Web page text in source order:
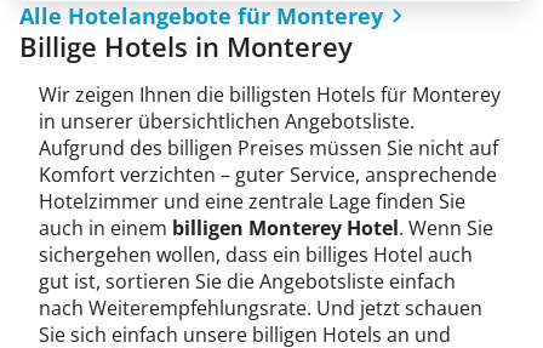
Alle Hotelangebote für Monterey
Billige Hotels in Monterey
Wir zeigen Ihnen die billigsten Hotels für Monterey
in unserer übersichtlichen Angebotsliste.
Aufgrund des billigen Preises müssen Sie nicht auf
Komfort verzichten – guter Service, ansprechende
Hotelzimmer und eine zentrale Lage finden Sie
auch in einem billigen Monterey Hotel. Wenn Sie
sichergehen wollen, dass ein billiges Hotel auch
gut ist, sortieren Sie die Angebotsliste einfach
nach Weiterempfehlungsrate. Und jetzt schauen
Sie sich einfach unsere billigen Hotels an und